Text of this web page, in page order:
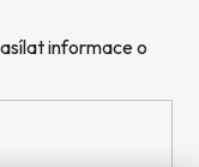
informace o